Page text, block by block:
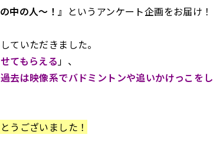
中の人～！』 というアンケート企画をお届け！
ていただきました。
てもらえる 」、
去は映像系でバドミントンや追いかけっこをし
うございました！